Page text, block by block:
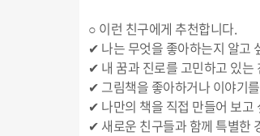
○ 이런 친구에게 추천합니다.
✔ 나는 무엇을 좋아하는지 알고
✔ 내 꿈과 진로를 고민하고 있는
✔ 그림책을 좋아하거나 이야기
✔ 나만의 책을 직접 만들어 보고
✔ 새로운 친구들과 함께 특별한